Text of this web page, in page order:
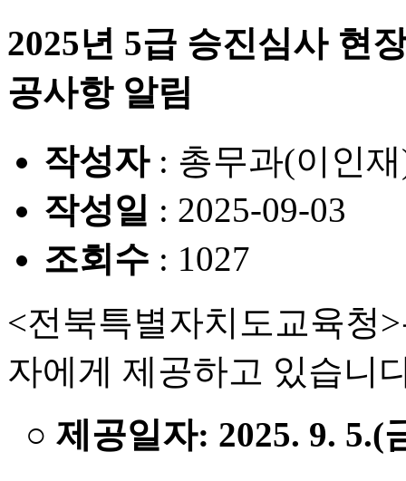
2025년 5급 승진심사 현
공사항 알림
작성자: 총무과(이인
작성일 : 2025-09-03
조회수 : 1027
<전북특별자치도교육청
자에게 제공하고 있습니
○ 제공일자: 2025. 9. 5.(